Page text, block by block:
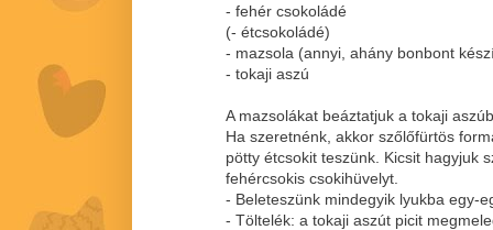
- fehér csokoládé
(- étcsokoládé)
- mazsola (annyi, ahány bonbont
- tokaji aszú
A mazsolákat beáztatjuk a tokaji
Ha szeretnénk, akkor szőlőfürtös
pötty étcsokit teszünk. Kicsit hagyjuk
fehércsokis csokihüvelyt.
- Beleteszünk mindegyik lyukba egy-
- Töltelék: a tokaji aszút picit